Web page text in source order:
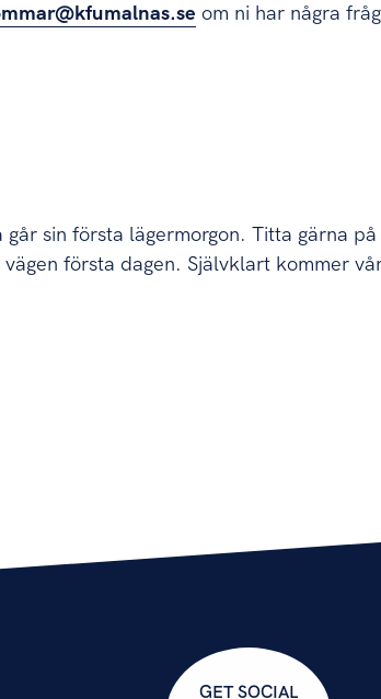
om ni har några
sin första lägermorgon. Titta gärna
första dagen. Självklart kommer
GET SOCIAL